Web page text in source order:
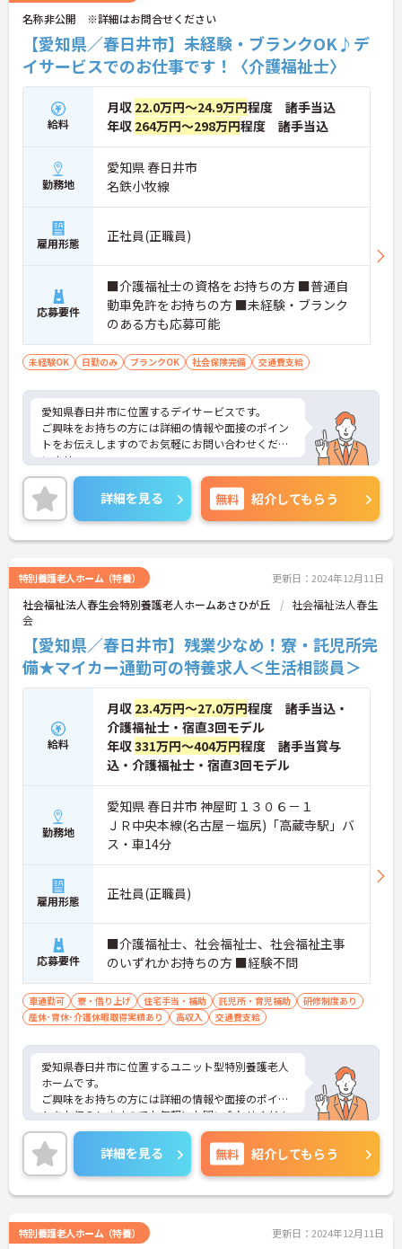
名称非公開 ※詳細はお問合せください
【愛知県／春日井市】未経験・ブランクOK♪デ
イサービスでのお仕事です！〈介護福祉士〉
給料
月収 22.0万円～24.9万円程度 諸手当込
年収 264万円～298万円程度 諸手当込
勤務地
愛知県 春日井市
名鉄小牧線
雇用形態 正社員(正職員)
応募要件
■介護福祉士の資格をお持ちの方 ■普通自
動車免許をお持ちの方 ■未経験・ブランク
のある方も応募可能
未経験OK 日勤のみ ブランクOK 社会保険完備 交通費支給
愛知県春日井市に位置するデイサービスです。
ご興味をお持ちの方には詳細の情報や面接のポイン
トをお伝えしますのでお気軽にお問い合わせくださ
いませ。
詳細を見る 無料 紹介してもらう
特別養護老人ホーム（特養） 更新日：2024年12月11日
社会福祉法人春生会特別養護老人ホームあさひが丘
社会福祉法人春生
会
【愛知県／春日井市】残業少なめ！寮・託児所完
備★マイカー通勤可の特養求人＜生活相談員＞
給料
月収 23.4万円～27.0万円程度 諸手当込・
介護福祉士・宿直3回モデル
年収331万円～404万円程度 諸手当賞与
込・介護福祉士・宿直3回モデル
勤務地
愛知県 春日井市 神屋町１３０６－１
ＪＲ中央本線(名古屋－塩尻)「高蔵寺駅」バ
ス・車14分
雇用形態 正社員(正職員)
応募要件
■介護福祉士、社会福祉士、社会福祉主事
のいずれかお持ちの方 ■経験不問
車通勤可 寮・借り上げ 住宅手当・補助 託児所・育児補助
研修制度あり
産休･育休･介護休暇取得実績あり
高収入 交通費支給
愛知県春日井市に位置するユニット型特別養護老人
ホームです。
ご興味をお持ちの方には詳細の情報や面接のポイン
トをお伝えしますのでお気軽にお問い合わせくださ
いませ。
詳細を見る 無料 紹介してもらう
特別養護老人ホーム（特養） 更新日：2024年12月11日